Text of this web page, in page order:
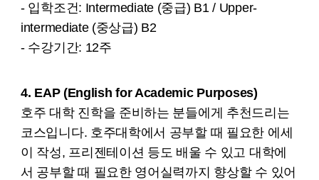
- 입학조건: Intermediate (중급) B1 / Upper-
intermediate (중상급) B2
- 수강기간: 12주
4. EAP (English for Academic Purposes)
호주 대학 진학을 준비하는 분들에게 추천드리는
코스입니다. 호주대학에서 공부할 때 필요한 에세
이 작성, 프리젠테이션 등도 배울 수 있고 대학에
서 공부할 때 필요한 영어실력까지 향상할 수 있어